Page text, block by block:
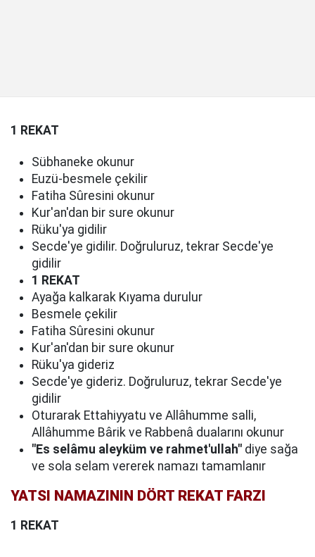
1 REKAT
Sübhaneke okunur
Euzü-besmele çekilir
Fatiha Sûresini okunur
Kur'an'dan bir sure okunur
Rüku'ya gidilir
Secde'ye gidilir. Doğruluruz, tekrar Secde'ye
gidilir
1 REKAT
Ayağa kalkarak Kıyama durulur
Besmele çekilir
Fatiha Sûresini okunur
Kur'an'dan bir sure okunur
Rüku'ya gideriz
Secde'ye gideriz. Doğruluruz, tekrar Secde'ye
gidilir
Oturarak Ettahiyyatu ve Allâhumme salli,
Allâhumme Bârik ve Rabbenâ dualarını okunur
"Es selâmu aleyküm ve rahmet'ullah" diye sağa
ve sola selam vererek namazı tamamlanır
YATSI NAMAZININ DÖRT REKAT FARZI
1 REKAT